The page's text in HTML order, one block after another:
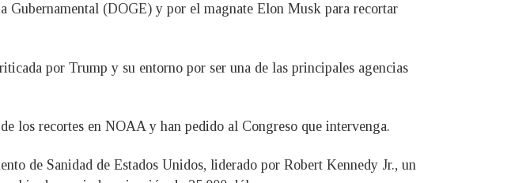
(DOGE) y por el magnate Elon Musk para recortar
por Trump y su entorno por ser una de las principales agencias
los recortes en NOAA y han pedido al Congreso que intervenga.
de Sanidad de Estados Unidos, liderado por Robert Kennedy Jr., un